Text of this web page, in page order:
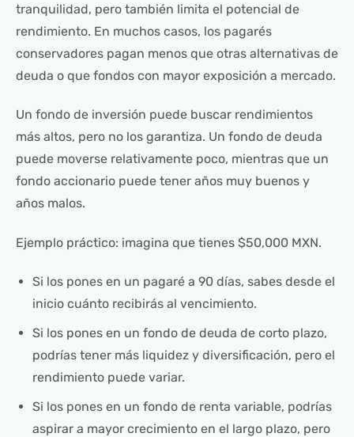
tranquilidad, pero también limita el potencial de
rendimiento. En muchos casos, los pagarés
conservadores pagan menos que otras alternativas de
deuda o que fondos con mayor exposición a mercado.
Un fondo de inversión puede buscar rendimientos
más altos, pero no los garantiza. Un fondo de deuda
puede moverse relativamente poco, mientras que un
fondo accionario puede tener años muy buenos y
años malos.
Ejemplo práctico: imagina que tienes $50,000 MXN.
Si los pones en un pagaré a 90 días, sabes desde el
inicio cuánto recibirás al vencimiento.
Si los pones en un fondo de deuda de corto plazo,
podrías tener más liquidez y diversificación, pero el
rendimiento puede variar.
Si los pones en un fondo de renta variable, podrías
aspirar a mayor crecimiento en el largo plazo, pero